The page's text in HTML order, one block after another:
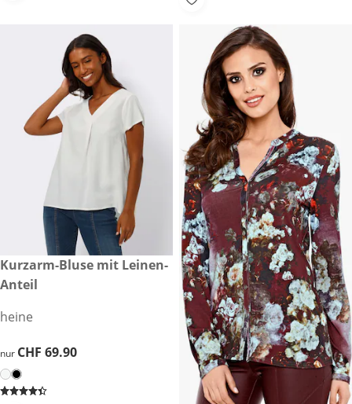
CHF 69.90
Kurzarm-Bluse mit Leinen-
Anteil
heine
CHF 69.90
nur CHF 69.90